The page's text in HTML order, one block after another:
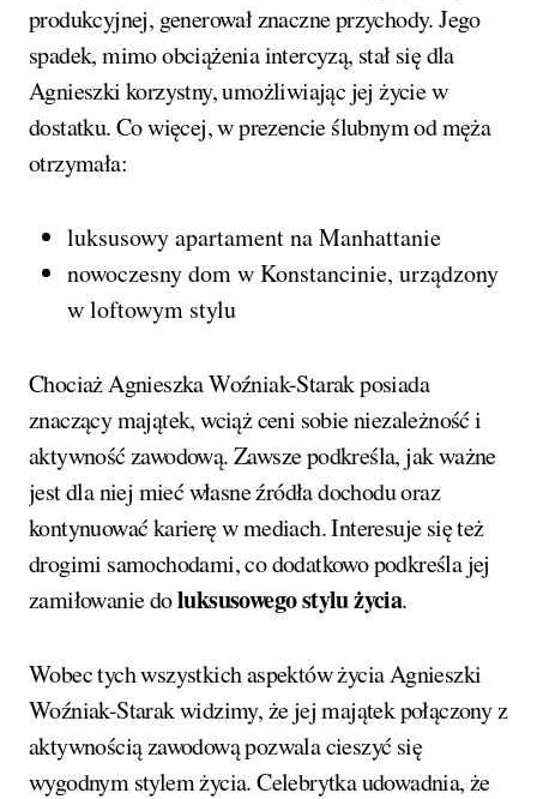
produkcyjnej, generował znaczne przychody. Jego
spadek, mimo obciążenia intercyzą, stał się dla
Agnieszki korzystny, umożliwiając jej życie w
dostatku. Co więcej, w prezencie ślubnym od męża
otrzymała:
luksusowy apartament na Manhattanie
nowoczesny dom w Konstancinie, urządzony
w loftowym stylu
Chociaż Agnieszka Woźniak-Starak posiada
znaczący majątek, wciąż ceni sobie niezależność i
aktywność zawodową. Zawsze podkreśla, jak ważne
jest dla niej mieć własne źródła dochodu oraz
kontynuować karierę w mediach. Interesuje się też
drogimi samochodami, co dodatkowo podkreśla jej
zamiłowanie doluksusowego stylu życia.
Wobec tych wszystkich aspektów życia Agnieszki
Woźniak-Starak widzimy, że jej majątek połączony z
aktywnością zawodową pozwala cieszyć się
wygodnym stylem życia. Celebrytka udowadnia, że